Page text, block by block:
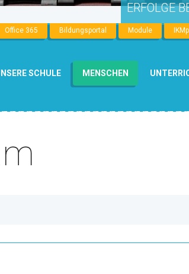
ERFOLGE
Office 365 Bildungsportal Module
SCHULE MENSCHEN